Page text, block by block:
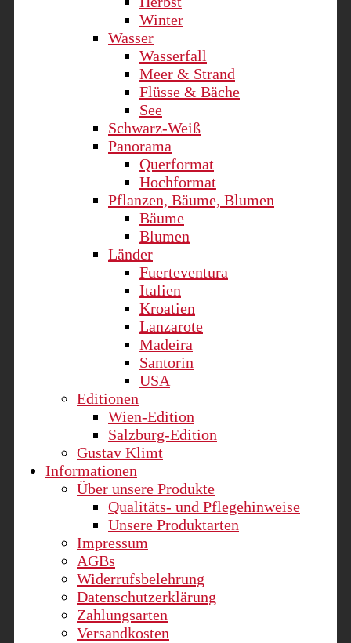
Winter
Wasser
Wasserfall
Meer & Strand
Flüsse & Bäche
See
Schwarz-Weiß
Panorama
Querformat
Hochformat
Pflanzen, Bäume, Blumen
Bäume
Blumen
Länder
Fuerteventura
Italien
Kroatien
Lanzarote
Madeira
Santorin
USA
Editionen
Wien-Edition
Salzburg-Edition
Gustav Klimt
Informationen
Über unsere Produkte
Qualitäts- und Pflegehinweise
Unsere Produktarten
Impressum
AGBs
Widerrufsbelehrung
Datenschutzerklärung
Zahlungsarten
Versandkosten